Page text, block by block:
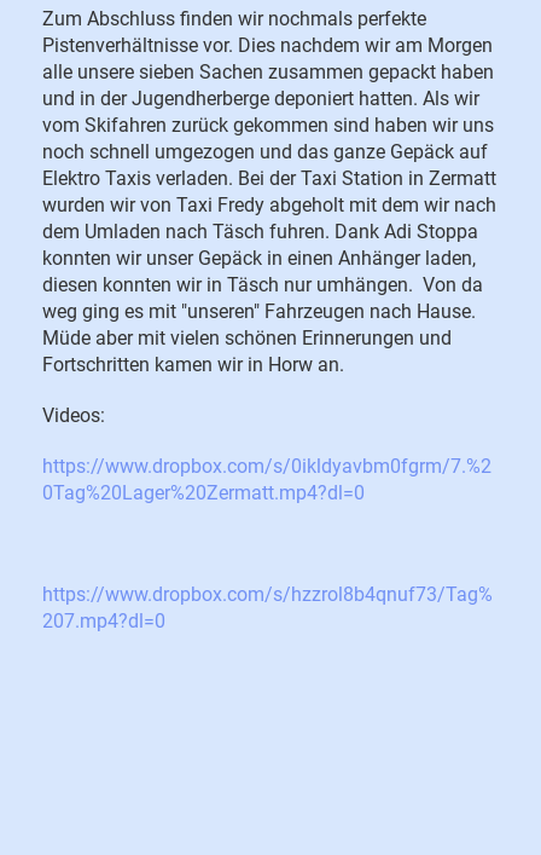
Zum Abschluss finden wir nochmals perfekte
Pistenverhältnisse vor. Dies nachdem wir am Morgen
alle unsere sieben Sachen zusammen gepackt haben
und in der Jugendherberge deponiert hatten. Als wir
vom Skifahren zurück gekommen sind haben wir uns
noch schnell umgezogen und das ganze Gepäck auf
Elektro Taxis verladen. Bei der Taxi Station in Zermatt
wurden wir von Taxi Fredy abgeholt mit dem wir nach
dem Umladen nach Täsch fuhren. Dank Adi Stoppa
konnten wir unser Gepäck in einen Anhänger laden,
diesen konnten wir in Täsch nur umhängen. Von da
weg ging es mit "unseren" Fahrzeugen nach Hause.
Müde aber mit vielen schönen Erinnerungen und
Fortschritten kamen wir in Horw an.
Videos:
https://www.dropbox.com/s/0ikldyavbm0fgrm/7.%2
0Tag%20Lager%20Zermatt.mp4?dl=0
https://www.dropbox.com/s/hzzrol8b4qnuf73/Tag%
207.mp4?dl=0